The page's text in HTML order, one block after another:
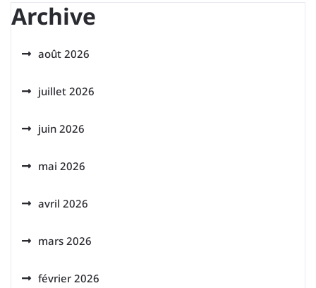
Archive
août 2026
juillet 2026
juin 2026
mai 2026
avril 2026
mars 2026
février 2026